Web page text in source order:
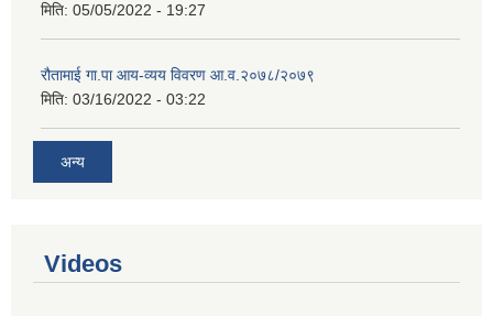
मिति: 05/05/2022 - 19:27
रौतामाई गा.पा आय-व्यय विवरण आ.व.२०७८/२०७९
मिति: 03/16/2022 - 03:22
अन्य
Videos